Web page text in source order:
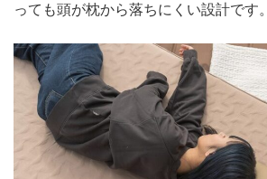
っても頭が枕から落ちにくい設計です。